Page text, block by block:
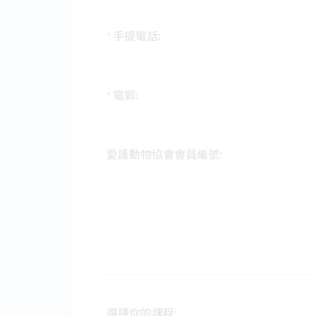
* 手提電話:
* 電郵:
愛護動物協會會員編號: